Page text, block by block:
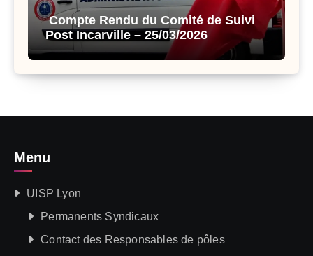
Compte Rendu du Comité de Suivi
Post Incarville – 25/03/2026
Menu
UISP Lyon
Permanents Syndicaux
Contact des Responsables de pôles